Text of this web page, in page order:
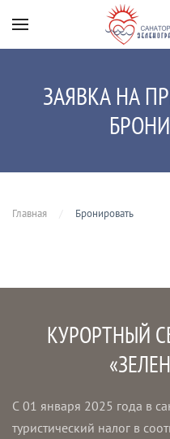
Перейти к содержимому
ЗАЯВКА НА
Главная Бронировать
КУРОРТНЫЙ
С 01 января 2025 года в
туристический налог в